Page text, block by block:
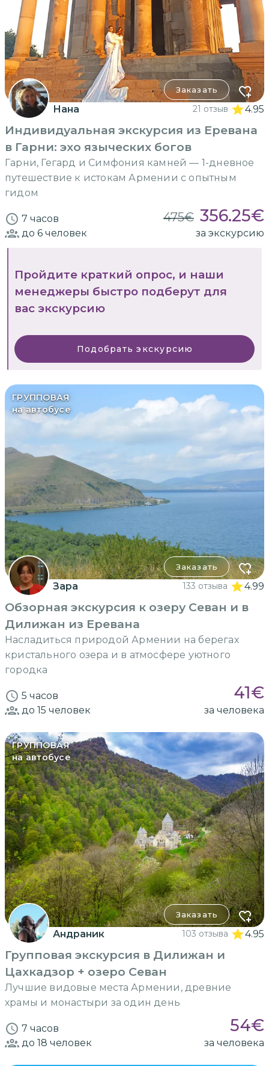
Заказать
Нана 21 отзыв 4.95
Индивидуальная экскурсия из Еревана
в Гарни: эхо языческих богов
Гарни, Гегард и Симфония камней — 1-дневное
путешествие к истокам Армении с опытным
гидом
7 часов 475€ 356.25€
до 6 человек за экскурсию
Пройдите краткий опрос, и наши
менеджеры быстро подберут для
вас экскурсию
Подобрать экскурсию
ГРУППОВАЯ
на автобусе
Заказать
Зара 133 отзыва 4.99
Обзорная экскурсия к озеру Севан и в
Дилижан из Еревана
Насладиться природой Армении на берегах
кристального озера и в атмосфере уютного
городка
5 часов 41€
до 15 человек за человека
ГРУППОВАЯ
на автобусе
Заказать
Андраник 103 отзыва 4.95
Групповая экскурсия в Дилижан и
Цахкадзор + озеро Севан
Лучшие видовые места Армении, древние
храмы и монастыри за один день
7 часов 54€
до 18 человек за человека